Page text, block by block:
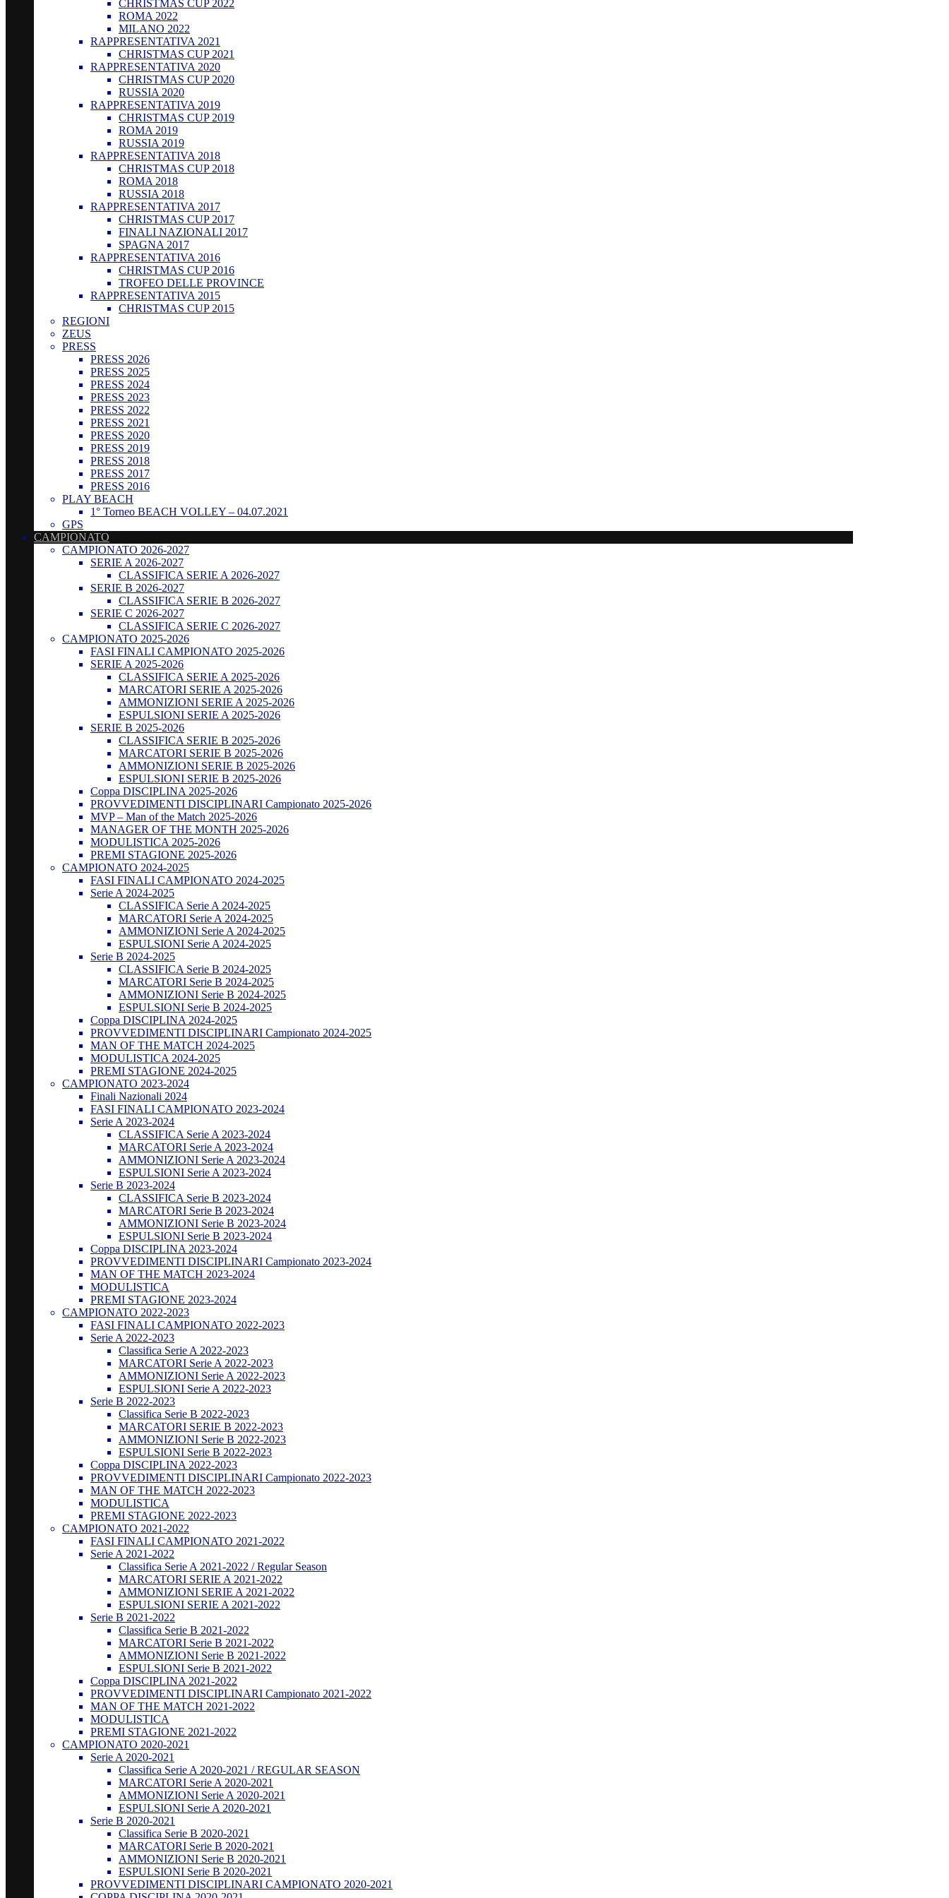
CHRISTMAS CUP 2022
ROMA 2022
MILANO 2022
RAPPRESENTATIVA 2021
CHRISTMAS CUP 2021
RAPPRESENTATIVA 2020
CHRISTMAS CUP 2020
RUSSIA 2020
RAPPRESENTATIVA 2019
CHRISTMAS CUP 2019
ROMA 2019
RUSSIA 2019
RAPPRESENTATIVA 2018
CHRISTMAS CUP 2018
ROMA 2018
RUSSIA 2018
RAPPRESENTATIVA 2017
CHRISTMAS CUP 2017
FINALI NAZIONALI 2017
SPAGNA 2017
RAPPRESENTATIVA 2016
CHRISTMAS CUP 2016
TROFEO DELLE PROVINCE
RAPPRESENTATIVA 2015
CHRISTMAS CUP 2015
REGIONI
ZEUS
PRESS
PRESS 2026
PRESS 2025
PRESS 2024
PRESS 2023
PRESS 2022
PRESS 2021
PRESS 2020
PRESS 2019
PRESS 2018
PRESS 2017
PRESS 2016
PLAY BEACH
1° Torneo BEACH VOLLEY – 04.07.2021
GPS
CAMPIONATO
CAMPIONATO 2026-2027
SERIE A 2026-2027
CLASSIFICA SERIE A 2026-2027
SERIE B 2026-2027
CLASSIFICA SERIE B 2026-2027
SERIE C 2026-2027
CLASSIFICA SERIE C 2026-2027
CAMPIONATO 2025-2026
FASI FINALI CAMPIONATO 2025-2026
SERIE A 2025-2026
CLASSIFICA SERIE A 2025-2026
MARCATORI SERIE A 2025-2026
AMMONIZIONI SERIE A 2025-2026
ESPULSIONI SERIE A 2025-2026
SERIE B 2025-2026
CLASSIFICA SERIE B 2025-2026
MARCATORI SERIE B 2025-2026
AMMONIZIONI SERIE B 2025-2026
ESPULSIONI SERIE B 2025-2026
Coppa DISCIPLINA 2025-2026
PROVVEDIMENTI DISCIPLINARI Campionato 2025-2026
MVP – Man of the Match 2025-2026
MANAGER OF THE MONTH 2025-2026
MODULISTICA 2025-2026
PREMI STAGIONE 2025-2026
CAMPIONATO 2024-2025
FASI FINALI CAMPIONATO 2024-2025
Serie A 2024-2025
CLASSIFICA Serie A 2024-2025
MARCATORI Serie A 2024-2025
AMMONIZIONI Serie A 2024-2025
ESPULSIONI Serie A 2024-2025
Serie B 2024-2025
CLASSIFICA Serie B 2024-2025
MARCATORI Serie B 2024-2025
AMMONIZIONI Serie B 2024-2025
ESPULSIONI Serie B 2024-2025
Coppa DISCIPLINA 2024-2025
PROVVEDIMENTI DISCIPLINARI Campionato 2024-2025
MAN OF THE MATCH 2024-2025
MODULISTICA 2024-2025
PREMI STAGIONE 2024-2025
CAMPIONATO 2023-2024
Finali Nazionali 2024
FASI FINALI CAMPIONATO 2023-2024
Serie A 2023-2024
CLASSIFICA Serie A 2023-2024
MARCATORI Serie A 2023-2024
AMMONIZIONI Serie A 2023-2024
ESPULSIONI Serie A 2023-2024
Serie B 2023-2024
CLASSIFICA Serie B 2023-2024
MARCATORI Serie B 2023-2024
AMMONIZIONI Serie B 2023-2024
ESPULSIONI Serie B 2023-2024
Coppa DISCIPLINA 2023-2024
PROVVEDIMENTI DISCIPLINARI Campionato 2023-2024
MAN OF THE MATCH 2023-2024
MODULISTICA
PREMI STAGIONE 2023-2024
CAMPIONATO 2022-2023
FASI FINALI CAMPIONATO 2022-2023
Serie A 2022-2023
Classifica Serie A 2022-2023
MARCATORI Serie A 2022-2023
AMMONIZIONI Serie A 2022-2023
ESPULSIONI Serie A 2022-2023
Serie B 2022-2023
Classifica Serie B 2022-2023
MARCATORI SERIE B 2022-2023
AMMONIZIONI Serie B 2022-2023
ESPULSIONI Serie B 2022-2023
Coppa DISCIPLINA 2022-2023
PROVVEDIMENTI DISCIPLINARI Campionato 2022-2023
MAN OF THE MATCH 2022-2023
MODULISTICA
PREMI STAGIONE 2022-2023
CAMPIONATO 2021-2022
FASI FINALI CAMPIONATO 2021-2022
Serie A 2021-2022
Classifica Serie A 2021-2022 / Regular Season
MARCATORI SERIE A 2021-2022
AMMONIZIONI SERIE A 2021-2022
ESPULSIONI SERIE A 2021-2022
Serie B 2021-2022
Classifica Serie B 2021-2022
MARCATORI Serie B 2021-2022
AMMONIZIONI Serie B 2021-2022
ESPULSIONI Serie B 2021-2022
Coppa DISCIPLINA 2021-2022
PROVVEDIMENTI DISCIPLINARI Campionato 2021-2022
MAN OF THE MATCH 2021-2022
MODULISTICA
PREMI STAGIONE 2021-2022
CAMPIONATO 2020-2021
Serie A 2020-2021
Classifica Serie A 2020-2021 / REGULAR SEASON
MARCATORI Serie A 2020-2021
AMMONIZIONI Serie A 2020-2021
ESPULSIONI Serie A 2020-2021
Serie B 2020-2021
Classifica Serie B 2020-2021
MARCATORI Serie B 2020-2021
AMMONIZIONI Serie B 2020-2021
ESPULSIONI Serie B 2020-2021
PROVVEDIMENTI DISCIPLINARI CAMPIONATO 2020-2021